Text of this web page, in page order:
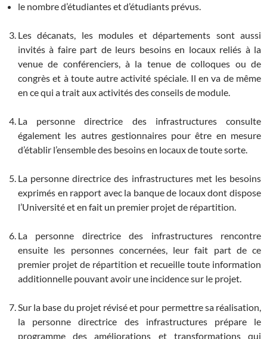
le nombre d’étudiantes et d’étudiants prévus.
Les décanats, les modules et départements sont aussi
invités à faire part de leurs besoins en locaux reliés à la
venue de conférenciers, à la tenue de colloques ou de
congrès et à toute autre activité spéciale. Il en va de même
en ce qui a trait aux activités des conseils de module.
La personne directrice des infrastructures consulte
également les autres gestionnaires pour être en mesure
d’établir l’ensemble des besoins en locaux de toute sorte.
La personne directrice des infrastructures met les besoins
exprimés en rapport avec la banque de locaux dont dispose
l’Université et en fait un premier projet de répartition.
La personne directrice des infrastructures rencontre
ensuite les personnes concernées, leur fait part de ce
premier projet de répartition et recueille toute information
additionnelle pouvant avoir une incidence sur le projet.
Sur la base du projet révisé et pour permettre sa réalisation,
la personne directrice des infrastructures prépare le
programme des améliorations et transformations qui